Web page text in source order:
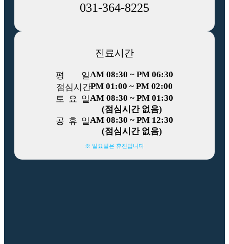
031-364-8225
진료시간
평 일AM 08:30 ~ PM 06:30
점심시 간PM 01:00 ~ PM 02:00
토 요 일AM 08:30 ~ PM 01:30
(점심시간 없음)
공 휴 일AM 08:30 ~ PM 12:30
(점심시간 없음)
※ 일요일은 휴진입니다